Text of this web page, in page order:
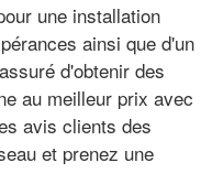
une installation
ainsi que d'un
d'obtenir des
au meilleur prix avec
avis clients des
et prenez une